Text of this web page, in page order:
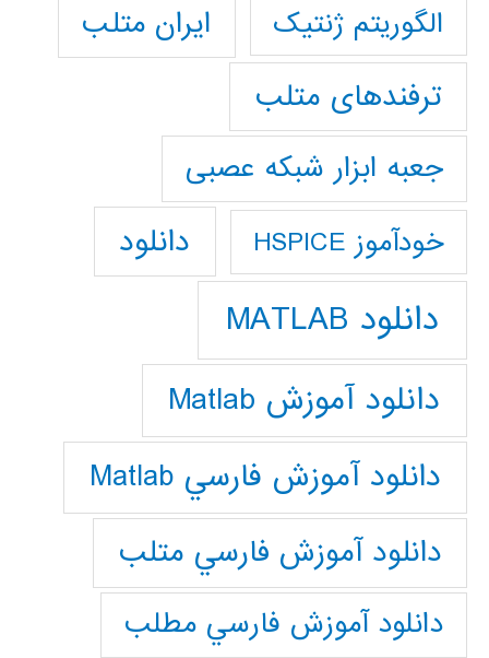
الگوریتم ژنتیک
ایران متلب
ترفندهای متلب
جعبه ابزار شبکه عصبی
خودآموز HSPICE دانلود
دانلود MATLAB
دانلود آموزش Matlab
دانلود آموزش فارسي Matlab
دانلود آموزش فارسي متلب
دانلود آموزش فارسي مطلب